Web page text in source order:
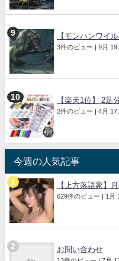
【モンハンワイ
3件のビュー 9月
【楽天1位】 2足
2件のビュー 4月
今週の人気記事
【上方落語家】
629件のビュー 1月
お問い合わせ